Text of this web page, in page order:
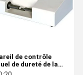
de contrôle
de dureté de la
YD-2/3 de haute